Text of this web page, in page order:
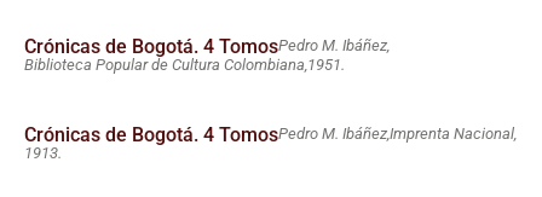
Crónicas de Bogotá. 4 TomosPedro M. Ibáñez,
Biblioteca Popular de Cultura Colombiana, 1951.
Crónicas de Bogotá. 4 TomosPedro M. Ibáñez,Imprenta Nacional,
1913.